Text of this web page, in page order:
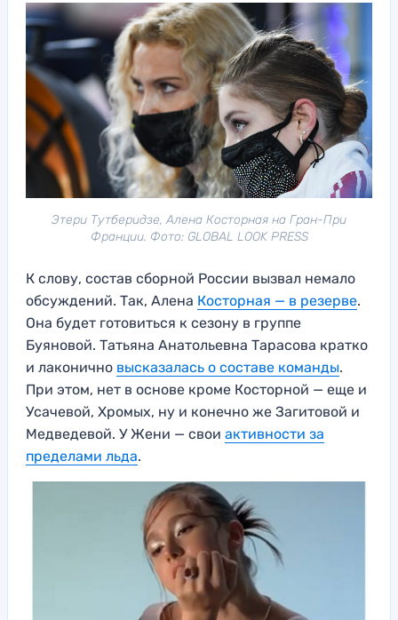
Этери Тутберидзе, Алена Косторная на Гран-При
Франции. Фото: GLOBAL LOOK PRESS
К слову, состав сборной России вызвал немало
обсуждений. Так, Алена Косторная — в резерве.
Она будет готовиться к сезону в группе
Буяновой. Татьяна Анатольевна Тарасова кратко
и лаконично высказалась о составе команды.
При этом, нет в основе кроме Косторной — еще и
Усачевой, Хромых, ну и конечно же Загитовой и
Медведевой. У Жени — свои активности за
пределами льда.